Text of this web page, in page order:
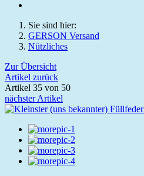
Sie sind hier:
GERSON Versand
Nützliches
Zur Übersicht
Artikel zurück
Artikel 35 von 50
nächster Artikel